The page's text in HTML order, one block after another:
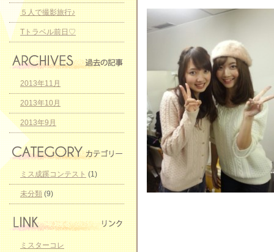
５人で撮影旅行♪
Tトラベル前日♡
2013年11月
2013年10月
2013年9月
ミス成蹊コンテスト(1)
未分類(9)
ミスターコレ